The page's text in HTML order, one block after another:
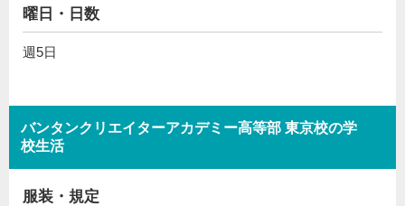
曜日・日数
週5日
バンタンクリエイターアカデミー高等部 東京校の学
校生活
服装・規定